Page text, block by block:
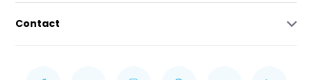
Contact